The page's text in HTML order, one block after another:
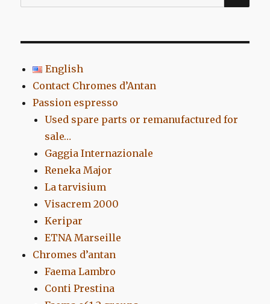
pour
English
Contact Chromes d’Antan
Passion espresso
Used spare parts or remanufactured for
sale…
Gaggia Internazionale
Reneka Major
La tarvisium
Visacrem 2000
Keripar
ETNA Marseille
Chromes d’antan
Faema Lambro
Conti Prestina